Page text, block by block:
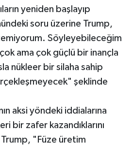
yeniden başlayıp
soru üzerine Trump,
Söyleyebileceğim
ama çok güçlü bir inançla
nükleer bir silaha sahip
şeklinde
aksi yöndeki iddialarına
bir zafer kazandıklarını
"Füze üretim